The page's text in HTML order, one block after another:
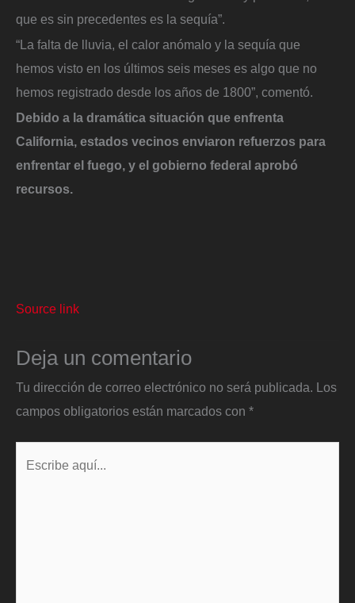
que es sin precedentes es la sequía”.
“La falta de lluvia, el calor anómalo y la sequía que
hemos visto en los últimos seis meses es algo que no
hemos registrado desde los años de 1800”, comentó.
Debido a la dramática situación que enfrenta
California, estados vecinos enviaron refuerzos para
enfrentar el fuego, y el gobierno federal aprobó
recursos.
Source link
Deja un comentario
Tu dirección de correo electrónico no será publicada. Los
campos obligatorios están marcados con *